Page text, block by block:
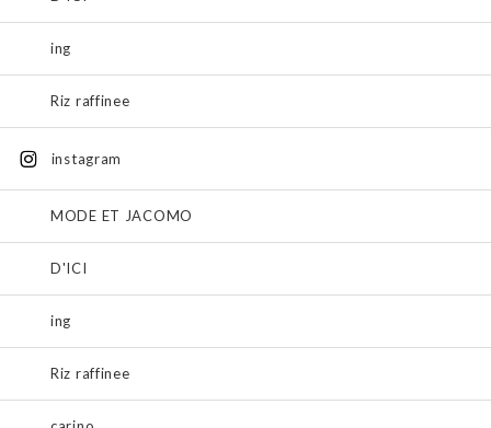
ing
Riz raffinee
instagram
MODE ET JACOMO
D'ICI
ing
Riz raffinee